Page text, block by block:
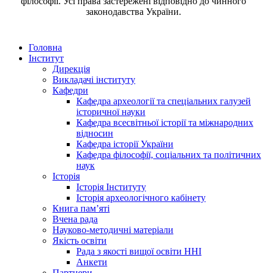
законодавства України.
Головна
Інститут
Дирекція
Викладачі інституту
Кафедри
Кафедра археології та спеціальних галузей
історичної науки
Кафедра всесвітньої історії та міжнародних
відносин
Кафедра історії України
Кафедра філософії, соціальних та політичних
наук
Історія
Історія Інституту
Історія археологічного кабінету
Книга памʼяті
Вчена рада
Науково-методичні матеріали
Якість освіти
Рада з якості вищої освіти ННІ
Анкети